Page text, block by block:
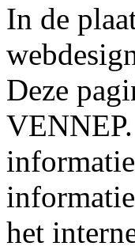
In de
Deze
het